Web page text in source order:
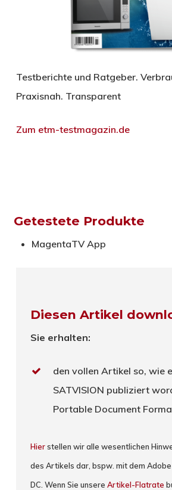
Testberichte und Ratgeber.
Praxisnah. Transparent
Zum etm-testmagazin.de
Getestete Produkte
MagentaTV App
Diesen Artikel
Sie erhalten:
den vollen Artikel so, wie
SATVISION publiziert
Portable Document
Hierstellen wir alle wesentlichen
des Artikels dar, bspw. mit dem
DC. Wenn Sie unsereArtikel-Flatrate